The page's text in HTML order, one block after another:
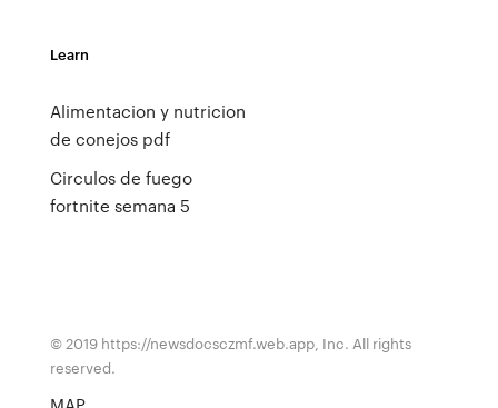
Learn
Alimentacion y nutricion
de conejos pdf
Circulos de fuego
fortnite semana 5
© 2019 https://newsdocsczmf.web.app, Inc. All rights
reserved.